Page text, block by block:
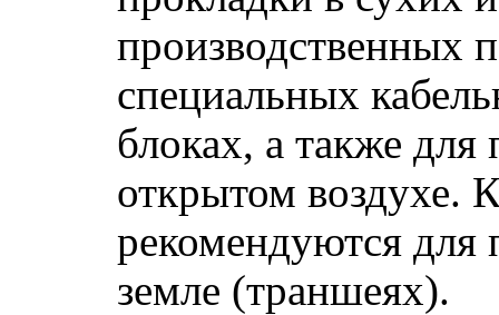
производственных
специальных
блоках, а также для
открытом воздухе.
рекомендуются для
земле (траншеях).